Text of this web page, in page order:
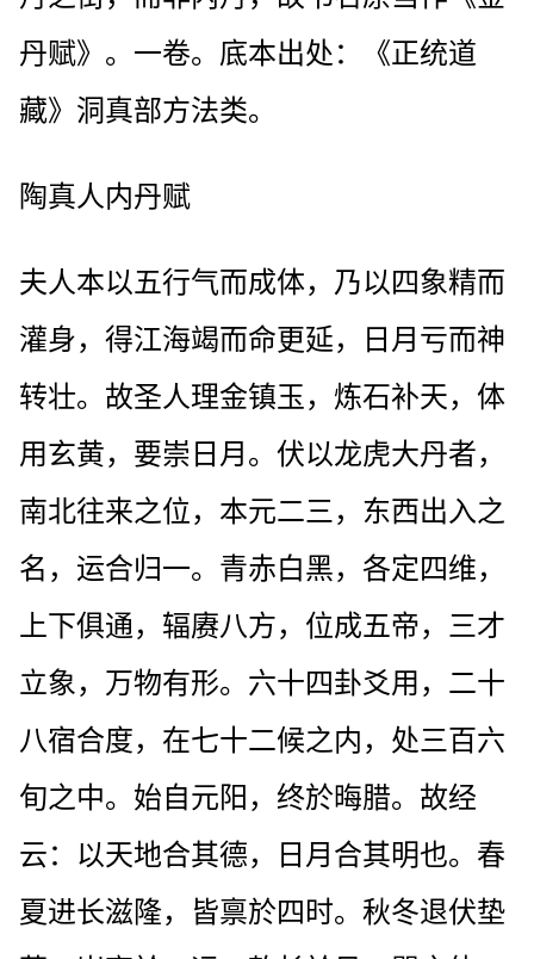
丹赋》。一卷。底本出处：《正统道
藏》洞真部方法类。
陶真人内丹赋
夫人本以五行气而成体，乃以四象精而
灌身，得江海竭而命更延，日月亏而神
转壮。故圣人理金镇玉，炼石补天，体
用玄黄，要崇日月。伏以龙虎大丹者，
南北往来之位，本元二三，东西出入之
名，运合归一。青赤白黑，各定四维，
上下俱通，辐赓八方，位成五帝，三才
立象，万物有形。六十四卦爻用，二十
八宿合度，在七十二候之内，处三百六
旬之中。始自元阳，终於晦腊。故经
云：以天地合其德，日月合其明也。春
夏进长滋隆，皆禀於四时。秋冬退伏垫